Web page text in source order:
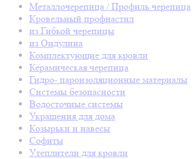
Металлочерепица / Профиль черепица
Кровельный профнастил
из Гибкой черепицы
из Ондулина
Комплектующие для кровли
Керамическая черепица
Гидро- пароизоляционные материалы
Системы безопасности
Водосточные системы
Украшения для дома
Козырьки и навесы
Софиты
Утеплители для кровли